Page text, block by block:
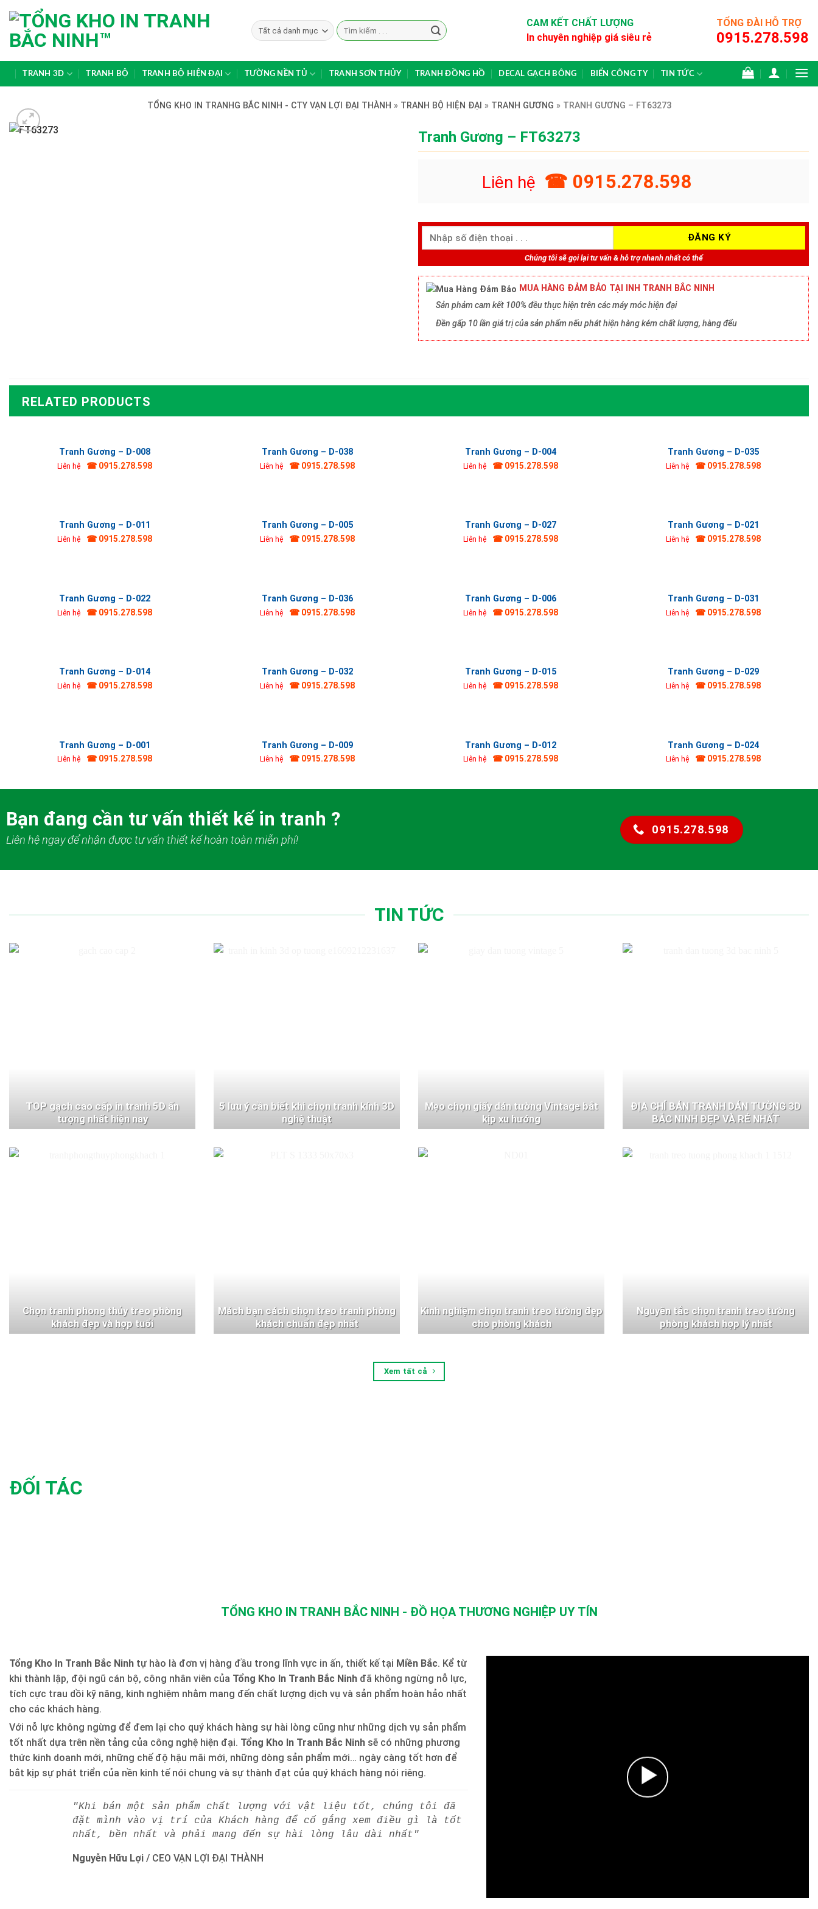
to
content
Search
for:
CAM KẾT CHẤT LƯỢNG
In chuyên nghiệp giá siêu rẻ
TỔNG ĐÀI HỖ TRỢ
0915.278.598
TRANH 3D TRANH BỘ TRANH BỘ HIỆN ĐẠI TƯỜNG NỀN TỦ TRANH SƠN THỦY TRANH ĐỒNG HỒ DECAL GẠCH BÔNG BIỂN CÔNG TY TIN TỨC
TỔNG KHO IN TRANHG BẮC NINH - CTY VẠN LỢI ĐẠI THÀNH » TRANH BỘ HIỆN ĐẠI » TRANH GƯƠNG » TRANH GƯƠNG – FT63273
Tranh Gương – FT63273
Liên hệ ☎ 0915.278.598
Chúng tôi sẽ gọi lại tư vấn & hỗ trợ nhanh nhất có thể
MUA HÀNG ĐẢM BẢO TẠI INH TRANH BẮC NINH
Sản phảm cam kết 100% đều thực hiện trên các máy móc hiện đại
Đền gấp 10 lần giá trị của sản phẩm nếu phát hiện hàng kém chất lượng, hàng đểu
RELATED PRODUCTS
Tranh Gương – D-008
Liên hệ ☎ 0915.278.598
Tranh Gương – D-038
Liên hệ ☎ 0915.278.598
Tranh Gương – D-004
Liên hệ ☎ 0915.278.598
Tranh Gương – D-035
Liên hệ ☎ 0915.278.598
Tranh Gương – D-011
Liên hệ ☎ 0915.278.598
Tranh Gương – D-005
Liên hệ ☎ 0915.278.598
Tranh Gương – D-027
Liên hệ ☎ 0915.278.598
Tranh Gương – D-021
Liên hệ ☎ 0915.278.598
Tranh Gương – D-022
Liên hệ ☎ 0915.278.598
Tranh Gương – D-036
Liên hệ ☎ 0915.278.598
Tranh Gương – D-006
Liên hệ ☎ 0915.278.598
Tranh Gương – D-031
Liên hệ ☎ 0915.278.598
Tranh Gương – D-014
Liên hệ ☎ 0915.278.598
Tranh Gương – D-032
Liên hệ ☎ 0915.278.598
Tranh Gương – D-015
Liên hệ ☎ 0915.278.598
Tranh Gương – D-029
Liên hệ ☎ 0915.278.598
Tranh Gương – D-001
Liên hệ ☎ 0915.278.598
Tranh Gương – D-009
Liên hệ ☎ 0915.278.598
Tranh Gương – D-012
Liên hệ ☎ 0915.278.598
Tranh Gương – D-024
Liên hệ ☎ 0915.278.598
Bạn đang cần tư vấn thiết kế in tranh ?
Liên hệ ngay để nhận được tư vấn thiết kế hoàn toàn miễn phí!
0915.278.598
TIN TỨC
TOP gạch cao cấp in tranh 5D ấn
tượng nhất hiện nay
5 lưu ý cần biết khi chọn tranh kính 3D
nghệ thuật
Mẹo chọn giấy dán tường Vintage bắt
kịp xu hướng
ĐỊA CHỈ BÁN TRANH DÁN TƯỜNG 3D
BẮC NINH ĐẸP VÀ RẺ NHẤT
Chọn tranh phong thủy treo phòng
khách đẹp và hợp tuổi
Mách bạn cách chọn treo tranh phòng
khách chuẩn đẹp nhất
Kinh nghiệm chọn tranh treo tường đẹp
cho phòng khách
Nguyên tắc chọn tranh treo tường
phòng khách hợp lý nhất
Xem tất cả
ĐỐI TÁC
TỔNG KHO IN TRANH BẮC NINH - ĐỒ HỌA THƯƠNG NGHIỆP UY TÍN
Tổng Kho In Tranh Bắc Ninh tự hào là đơn vị hàng đầu trong lĩnh vực in ấn, thiết kế tại Miền Bắc. Kể từ
khi thành lập, đội ngũ cán bộ, công nhân viên của Tổng Kho In Tranh Bắc Ninh đã không ngừng nỗ lực,
tích cực trau dồi kỹ năng, kinh nghiệm nhằm mang đến chất lượng dịch vụ và sản phẩm hoàn hảo nhất
cho các khách hàng.
Với nỗ lực không ngừng để đem lại cho quý khách hàng sự hài lòng cũng như những dịch vụ sản phẩm
tốt nhất dựa trên nền tảng của công nghệ hiện đại. Tổng Kho In Tranh Bắc Ninh sẽ có những phương
thức kinh doanh mới, những chế độ hậu mãi mới, những dòng sản phẩm mới… ngày càng tốt hơn để
bắt kịp sự phát triển của nền kinh tế nói chung và sự thành đạt của quý khách hàng nói riêng.
"Khi bán một sản phẩm chất lượng với vật liệu tốt, chúng tôi đã
đặt mình vào vị trí của Khách hàng để cố gắng xem điều gì là tốt
nhất, bền nhất và phải mang đến sự hài lòng lâu dài nhất"
Nguyễn Hữu Lợi / CEO VẠN LỢI ĐẠI THÀNH